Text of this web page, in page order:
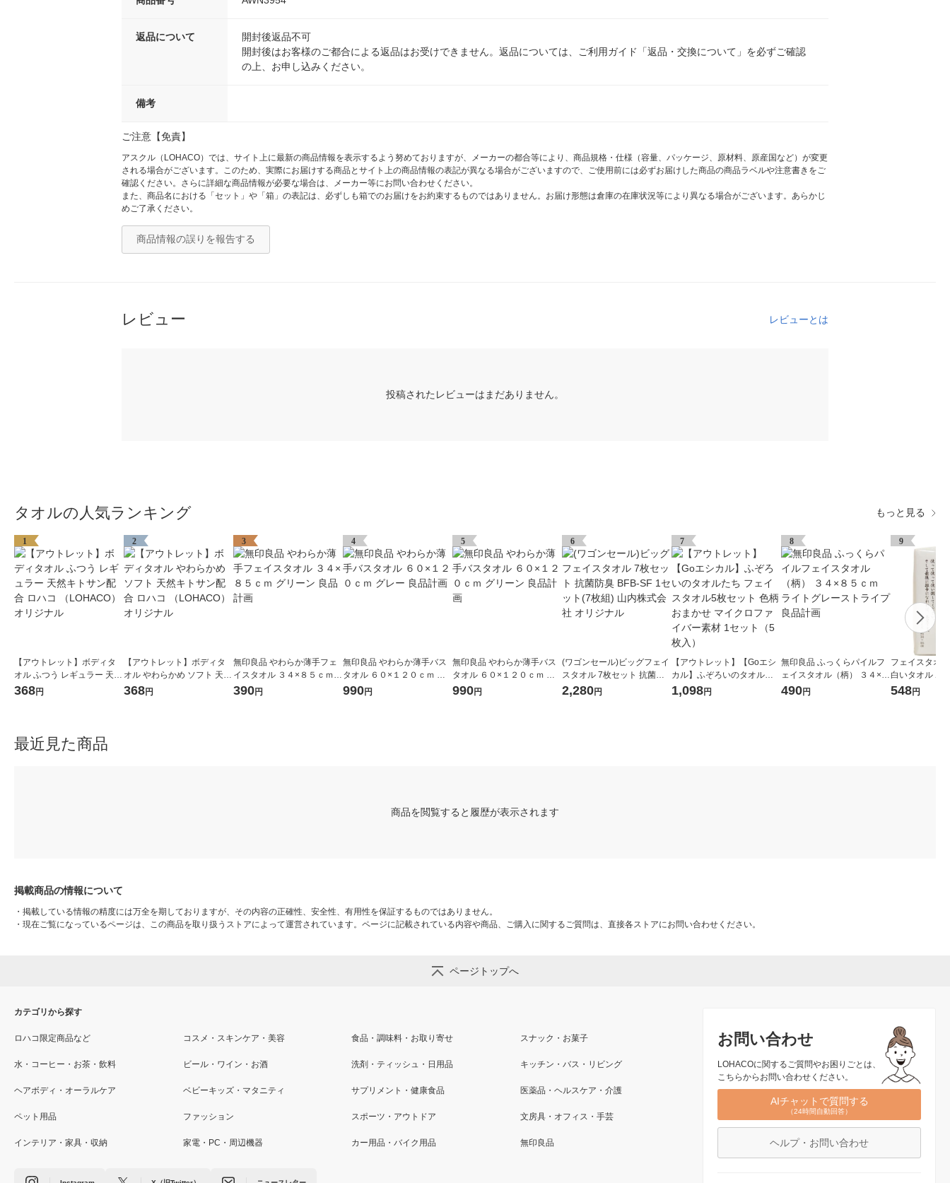
返品について
開封後返品不可
開封後はお客様のご都合による返品はお受けできません。返品については、ご利用ガイド「返品・交換について」を必ずご確認
の上、お申し込みください。
備考
ご注意【免責】
アスクル（LOHACO）では、サイト上に最新の商品情報を表示するよう努めておりますが、メーカーの都合等により、商品規格・仕様（容量、パッケージ、原材料、原産国など）が変更
される場合がございます。このため、実際にお届けする商品とサイト上の商品情報の表記が異なる場合がございますので、ご使用前には必ずお届けした商品の商品ラベルや注意書きをご
確認ください。さらに詳細な商品情報が必要な場合は、メーカー等にお問い合わせください。
また、商品名における「セット」や「箱」の表記は、必ずしも箱でのお届けをお約束するものではありません。お届け形態は倉庫の在庫状況等により異なる場合がございます。あらかじ
めご了承ください。
商品情報の誤りを報告する
レビュー レビューとは
投稿されたレビューはまだありません。
タオルの人気ランキング もっと見る
1
【アウトレット】ボディタ
オル ふつう レギュラー 天然
キトサン配合 ロハコ （LOH
368円
2
【アウトレット】ボディタ
オル やわらかめ ソフト 天然
キトサン配合 ロハコ （LOH
368円
3
無印良品 やわらか薄手フェ
イスタオル ３４×８５ｃｍ
グリーン 良品計画
390円
4
無印良品 やわらか薄手バス
タオル ６０×１２０ｃｍ グ
レー 良品計画
990円
5
無印良品 やわらか薄手バス
タオル ６０×１２０ｃｍ グ
リーン 良品計画
990円
6
(ワゴンセール)ビッグフェイ
スタオル 7枚セット 抗菌防
臭 BFB-SF 1セット(7枚組)
2,280円
7
【アウトレット】【Goエシ
カル】ふぞろいのタオルた
ち フェイスタオル5枚セット
1,098円
8
無印良品 ふっくらパイルフ
ェイスタオル（柄） ３４×８
５ｃｍ ライトグレーストラ
490円
9
フェイスタオ
白いタオル ホ
日本製 約
548円
最近見た商品
商品を閲覧すると履歴が表示されます
掲載商品の情報について
・ 掲載している情報の精度には万全を期しておりますが、その内容の正確性、安全性、有用性を保証するものではありません。
・ 現在ご覧になっているページは、この商品を取り扱うストアによって運営されています。ページに記載されている内容や商品、ご購入に関するご質問は、直接各ストアにお問い合わせください。
ページトップへ
お問い合わせ
LOHACOに関するご質問やお困りごとは、
こちらからお問い合わせください。
AIチャットで質問する
（24時間自動回答）
ヘルプ・お問い合わせ
カテゴリから探す
ロハコ限定商品など コスメ・スキンケア・美容 食品・調味料・お取り寄せ スナック・お菓子
水・コーヒー・お茶・飲料 ビール・ワイン・お酒 洗剤・ティッシュ・日用品 キッチン・バス・リビング
ヘアボディ・オーラルケア ベビーキッズ・マタニティ サプリメント・健康食品 医薬品・ヘルスケア・介護
ペット用品 ファッション スポーツ・アウトドア 文房具・オフィス・手芸
インテリア・家具・収納 家電・PC・周辺機器 カー用品・バイク用品 無印良品